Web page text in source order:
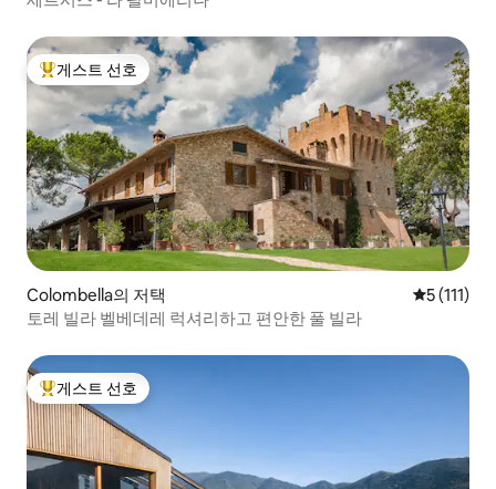
상위 게스트 선호
게스트 선호
Colombella의 저택 평점 5점(5
5 (111)
토레 빌라 벨베데레 럭셔리하고 편안한 풀 빌라
상위 게스트 선호
게스트 선호